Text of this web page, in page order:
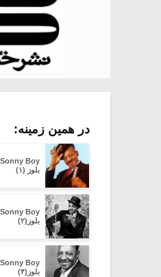
در همین زمینه:
بلوز (۱)
بلوز(۲)
بلوز(۴)